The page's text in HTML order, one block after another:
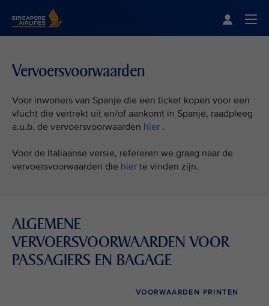
Vervoersvoorwaarden
Voor inwoners van Spanje die een ticket kopen voor een
vlucht die vertrekt uit en/of aankomt in Spanje, raadpleeg
a.u.b. de vervoersvoorwaarden hier .
Voor de Italiaanse versie, refereren we graag naar de
vervoersvoorwaarden die hier te vinden zijn.
ALGEMENE
VERVOERSVOORWAARDEN VOOR
PASSAGIERS EN BAGAGE
VOORWAARDEN PRINTEN